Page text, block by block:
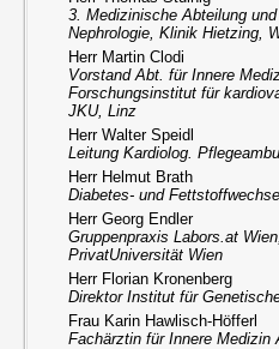
3. Medizinische Abteilung
Nephrologie, Klinik Hietzing,
Herr Martin Clodi
Vorstand Abt. für Innere
Forschungsinstitut für
JKU, Linz
Herr Walter Speidl
Leitung Kardiolog.
Herr Helmut Brath
Diabetes- und
Herr Georg Endler
Gruppenpraxis Labors.at
PrivatUniversität Wien
Herr Florian Kronenberg
Direktor Institut für
Frau Karin Hawlisch-Höfferl
Fachärztin für Innere Medizin